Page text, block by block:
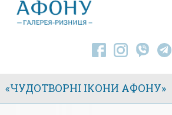
«ЧУДОТВОРНІ ІКОНИ АФОНУ»